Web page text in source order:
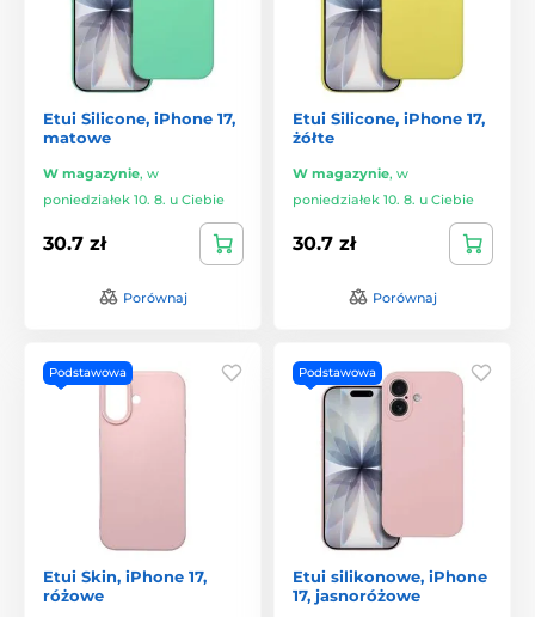
Etui Silicone, iPhone 17,
matowe
W magazynie, w
poniedziałek 10. 8. u Ciebie
30.7 zł
Porównaj
Etui Silicone, iPhone 17,
żółte
W magazynie, w
poniedziałek 10. 8. u Ciebie
30.7 zł
Porównaj
Podstawowa
Etui Skin, iPhone 17,
różowe
Podstawowa
Etui silikonowe, iPhone
17, jasnoróżowe